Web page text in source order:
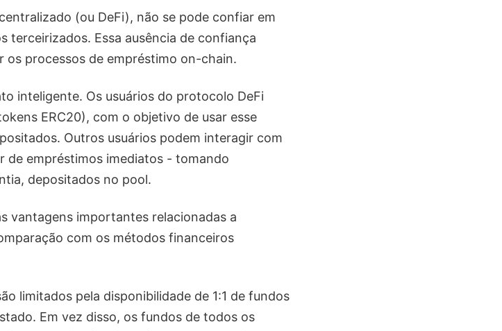
(ou DeFi), não se pode confiar em
terceirizados. Essa ausência de confiança
processos de empréstimo on-chain.
inteligente. Os usuários do protocolo DeFi
ERC20), com o objetivo de usar esse
Outros usuários podem interagir com
de empréstimos imediatos - tomando
depositados no pool.
vantagens importantes relacionadas a
com os métodos financeiros
limitados pela disponibilidade de 1:1 de fundos
Em vez disso, os fundos de todos os